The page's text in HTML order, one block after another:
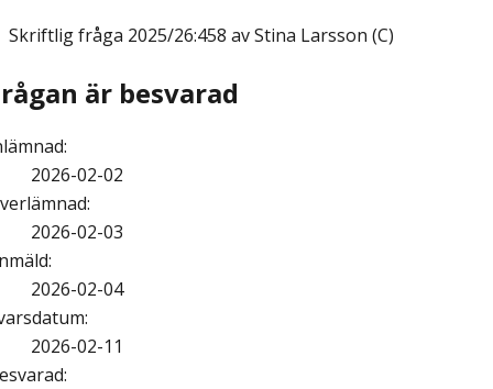
Skriftlig fråga 2025/26:458 av Stina Larsson (C)
är besvarad
:
2026-02-02
:
2026-02-03
:
2026-02-04
:
2026-02-11
: